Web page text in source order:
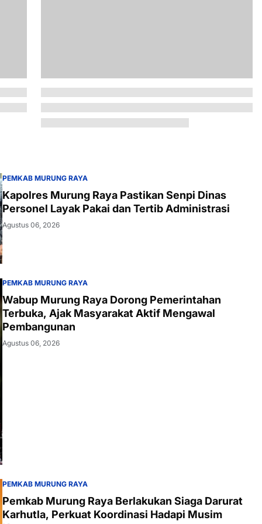
PEMKAB MURUNG RAYA
Kapolres Murung Raya Pastikan Senpi Dinas
Personel Layak Pakai dan Tertib Administrasi
Agustus 06, 2026
PEMKAB MURUNG RAYA
Wabup Murung Raya Dorong Pemerintahan
Terbuka, Ajak Masyarakat Aktif Mengawal
Pembangunan
Agustus 06, 2026
PEMKAB MURUNG RAYA
Pemkab Murung Raya Berlakukan Siaga Darurat
Karhutla, Perkuat Koordinasi Hadapi Musim